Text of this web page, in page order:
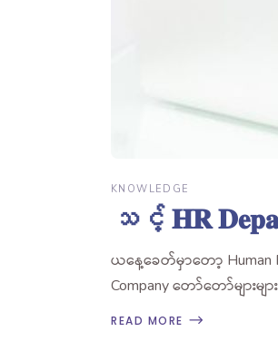
KNOWLEDGE
သင့် 𝐇𝐑
ယနေ့ခေတ်မှာတော့
Company တော်တော်များမ
READ MORE